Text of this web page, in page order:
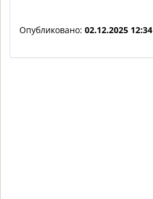
Опубликовано: 02.12.2025 12:34